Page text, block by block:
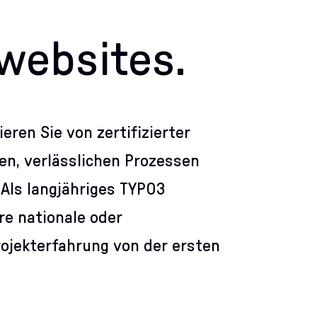
Sie von zertifizierter
verlässlichen Prozessen
langjähriges TYPO3
nationale oder
von der ersten